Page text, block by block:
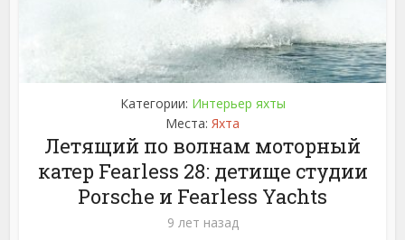
Категории: Интерьер яхты
Места: Яхта
Летящий по волнам моторный
катер Fearless 28: детище студии
Porsche и Fearless Yachts
9 лет назад